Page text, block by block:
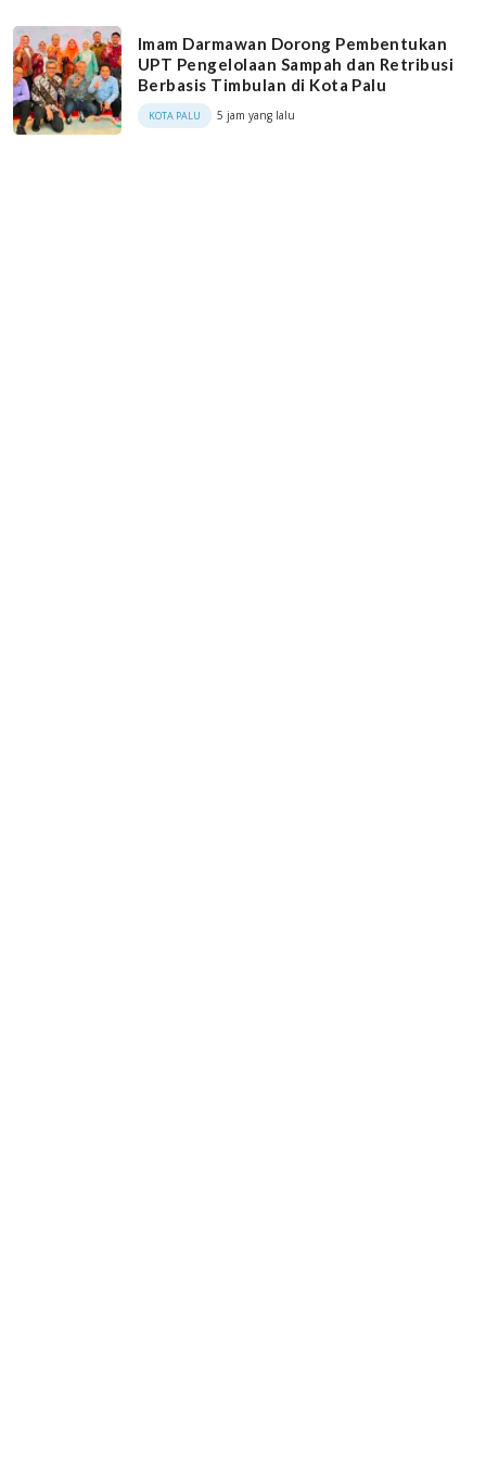
Imam Darmawan Dorong Pembentukan
UPT Pengelolaan Sampah dan Retribusi
Berbasis Timbulan di Kota Palu
KOTA PALU 5 jam yang lalu